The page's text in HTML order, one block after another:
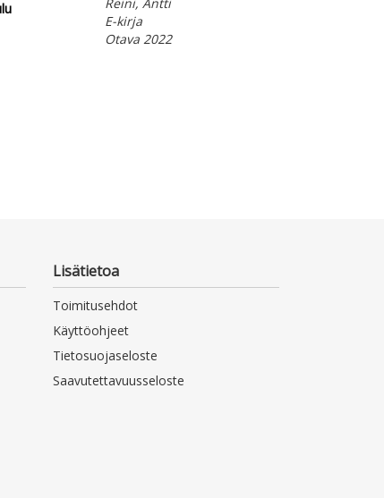
E-kirja
Otava 2022
Lisätietoa
Toimitusehdot
Käyttöohjeet
Tietosuojaseloste
Saavutettavuusseloste